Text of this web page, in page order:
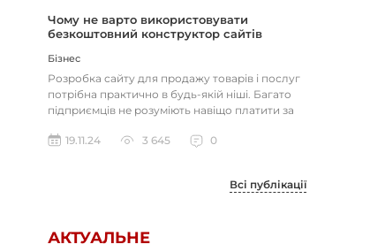
Чому не варто використовувати
безкоштовний конструктор сайтів
Бізнес
Розробка сайту для продажу товарів і послуг
потрібна практично в будь-якій ніші. Багато
підприємців не розуміють навіщо платити за
19.11.24
3 645 0
Всі публікації
АКТУАЛЬНЕ